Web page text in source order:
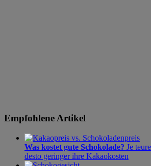
Empfohlene Artikel
Was kostet gute Schokolade? Je
desto geringer ihre Kakaokosten